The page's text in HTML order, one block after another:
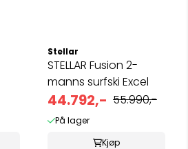
Stellar
STELLAR Fusion 2-
manns surfski Excel
44.792,- 55.990,-
På lager
Kjøp